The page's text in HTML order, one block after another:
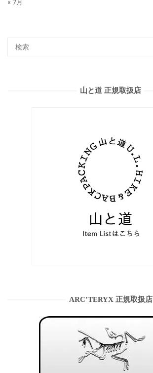
« 7月
山と道 正規取扱店
ARC’TERYX 正規取扱店